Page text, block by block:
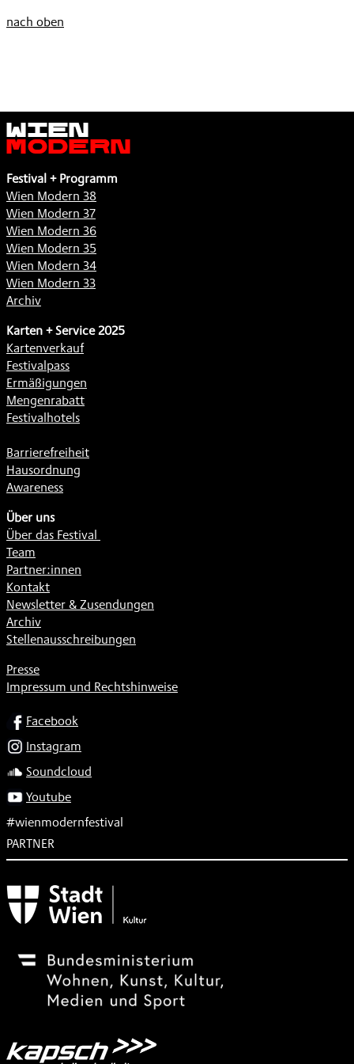
nach oben
Wien
Modern
Festival + Programm
Wien Modern 38
Wien Modern 37
Wien Modern 36
Wien Modern 35
Wien Modern 34
Wien Modern 33
Archiv
Karten + Service 2025
Kartenverkauf
Festivalpass
Ermäßigungen
Mengenrabatt
Festivalhotels
Barrierefreiheit
Hausordnung
Awareness
Über uns
Über das Festival
Team
Partner:innen
Kontakt
Newsletter & Zusendungen
Archiv
Stellenausschreibungen
Presse
Impressum und Rechtshinweise
SOCIALFacebook
Instagram
Soundcloud
Youtube
#wienmodernfestival
PARTNER
Subventionsgeber